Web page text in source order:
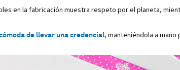
en la fabricación muestra respeto por el planeta,
de llevar una credencial, manteniéndola a